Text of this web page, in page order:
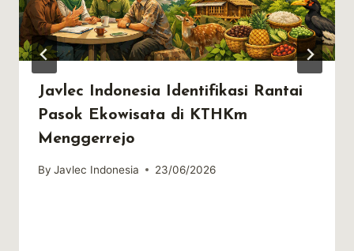
Javlec Indonesia Identifikasi Rantai
Pasok Ekowisata di KTHKm
Menggerrejo
By Javlec Indonesia 23/06/2026